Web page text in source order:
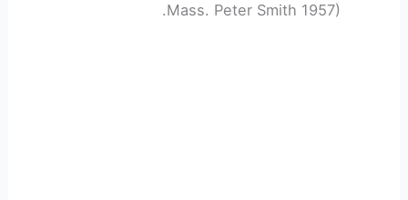
Mass. Peter Smith 1957).